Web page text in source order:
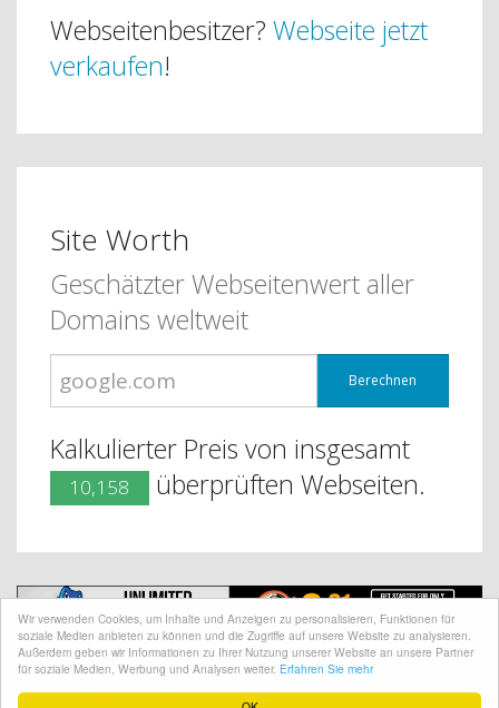
Wir verwenden Cookies, um Inhalte und Anzeigen zu personalisieren, Funktionen für
soziale Medien anbieten zu können und die Zugriffe auf unsere Website zu analysieren.
Außerdem geben wir Informationen zu Ihrer Nutzung unserer Website an unsere Partner
für soziale Medien, Werbung und Analysen weiter. Erfahren Sie mehr
Webseitenbesitzer? Webseite jetzt
verkaufen!
Site Worth
Geschätzter Webseitenwert aller
Domains weltweit
Berechnen
Kalkulierter Preis von insgesamt
10,158 überprüften Webseiten.
@ CopyRight 2018 Site Worth